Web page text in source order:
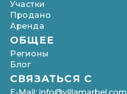
Участки
Продано
Аренда
ОБЩЕЕ
Pегионы
Блог
СВЯЗАТЬСЯ С